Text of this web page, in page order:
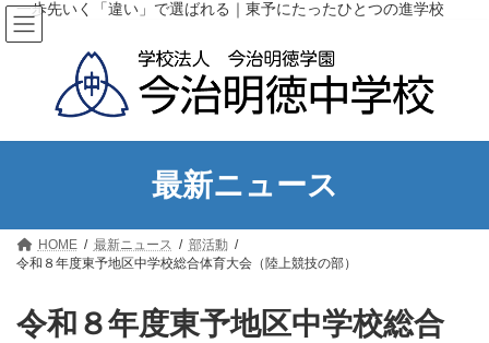
コ
ン
テ
キ
ナ
ビ
ゲ
に
一歩先いく「違い」で選ばれる｜東予にたったひとつの進学校
最新ニュース
HOME 最新ニュース
部活動
令和８年度東予地区中学校総合体育大会（陸上競技の部）
令和８年度東予地区中学校総合